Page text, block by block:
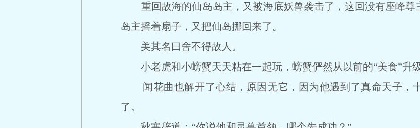
重回故海的仙岛岛主，又被海底妖兽袭击了，这回没有座峰尊
岛主摇着扇子，又把仙岛挪回来了。
美其名曰舍不得故人。
小老虎和小螃蟹天天粘在一起玩，螃蟹俨然从以前的“美食”升级
闻花曲也解开了心结，原因无它，因为他遇到了真命天子，
了。